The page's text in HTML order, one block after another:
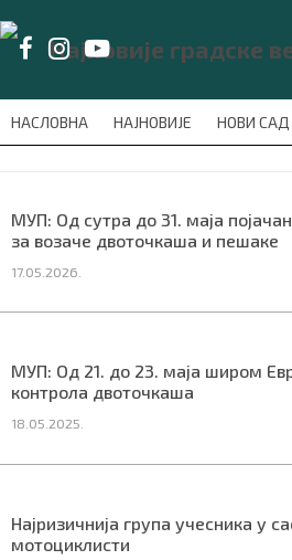
НАСЛОВНА НАЈНОВИЈЕ НОВИ САД
meni'); $this_item = current(
МУП: Од сутра до 31. маја
за возаче двоточкаша и пешаке
17.05.2026.
МУП: Од 21. до 23. маја широм
контрола двоточкаша
18.05.2025.
Најризичнија група учесника у
мотоциклисти
LAT/ЋИР
НАЈНОВИЈЕ
НОВИ САД
ПОДКАСТ
ЗЕЛЕНИ ГРАД
ВИДЕО
СПЕЦИЈАЛИ